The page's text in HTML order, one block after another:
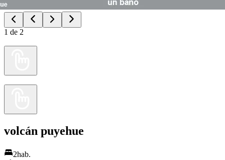
1 de 2
volcán puyehue
2hab.